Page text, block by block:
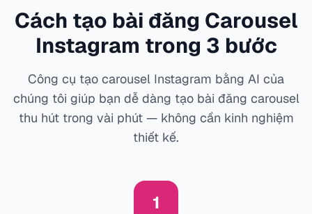
Cách tạo bài đăng Carousel
Instagram trong 3 bước
Công cụ tạo carousel Instagram bằng AI của
chúng tôi giúp bạn dễ dàng tạo bài đăng carousel
thu hút trong vài phút — không cần kinh nghiệm
thiết kế.
1